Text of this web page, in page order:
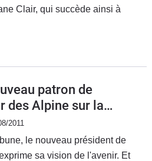
Clair, qui succède ainsi à
patron de
des Alpine sur la
2011
le nouveau président de
sa vision de l'avenir. Et